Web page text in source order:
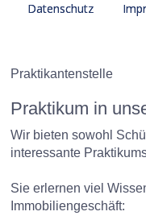
Datenschutz
Praktikantenstelle
Praktikum in
Wir bieten sowohl
interessante
Sie erlernen viel
Immobiliengeschäft: